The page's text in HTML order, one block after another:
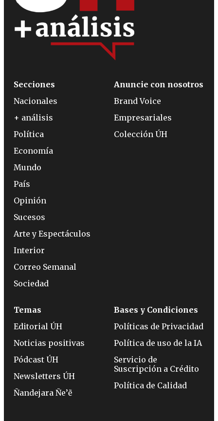
Secciones
Nacionales
+ análisis
Política
Economía
Mundo
País
Opinión
Sucesos
Arte y Espectáculos
Interior
Correo Semanal
Sociedad
Anuncie con nosotros
Brand Voice
Empresariales
Colección ÚH
Temas
Editorial ÚH
Noticias positivas
Pódcast ÚH
Newsletters ÚH
Ñandejara Ñe’ẽ
Bases y Condiciones
Políticas de Privacidad
Política de uso de la IA
Servicio de
Suscripción a Crédito
Política de Calidad